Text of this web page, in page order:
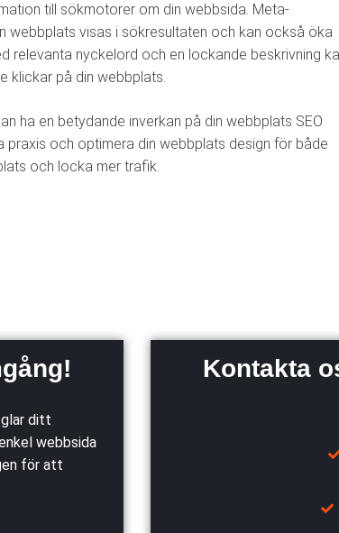
till sökmotorer om din webbsida. Meta-
webbplats visas i sökresultaten och kan också öka
relevanta nyckelord och en lockande beskrivning
klickar på din webbplats.
ha en betydande inverkan på din webbplats SEO
praxis och optimera din webbplats design för både
och locka mer trafik.
ditt
webbsida
för att
Kontakta